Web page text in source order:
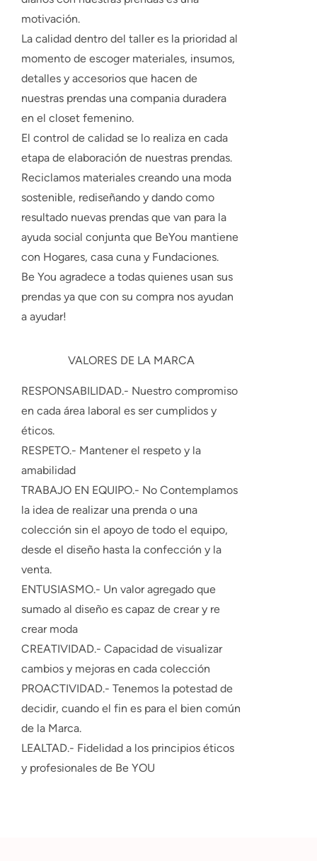
motivación.
La calidad dentro del taller es la prioridad al
momento de escoger materiales, insumos,
detalles y accesorios que hacen de
nuestras prendas una compania duradera
en el closet femenino.
El control de calidad se lo realiza en cada
etapa de elaboración de nuestras prendas.
Reciclamos materiales creando una moda
sostenible, rediseñando y dando como
resultado nuevas prendas que van para la
ayuda social conjunta que BeYou mantiene
con Hogares, casa cuna y Fundaciones.
Be You agradece a todas quienes usan sus
prendas ya que con su compra nos ayudan
a ayudar!
VALORES DE LA MARCA
RESPONSABILIDAD.- Nuestro compromiso
en cada área laboral es ser cumplidos y
éticos.
RESPETO.- Mantener el respeto y la
amabilidad
TRABAJO EN EQUIPO.- No Contemplamos
la idea de realizar una prenda o una
colección sin el apoyo de todo el equipo,
desde el diseño hasta la confección y la
venta.
ENTUSIASMO.- Un valor agregado que
sumado al diseño es capaz de crear y re
crear moda
CREATIVIDAD.- Capacidad de visualizar
cambios y mejoras en cada colección
PROACTIVIDAD.- Tenemos la potestad de
decidir, cuando el fin es para el bien común
de la Marca.
LEALTAD.- Fidelidad a los principios éticos
y profesionales de Be YOU